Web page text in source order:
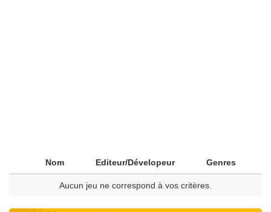
Nom Editeur/Dévelopeur Genres
Aucun jeu ne correspond à vos critères.